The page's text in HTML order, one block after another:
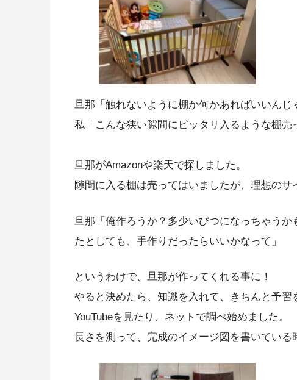
旦那「触れないように棚か何かあればいいんじ
私「こんな狭い隙間にピッタリ入るような棚売
旦那がAmazonや楽天で探しました。
隙間に入る棚は売ってはいましたが、理想のサ
旦那「俺作ろうか？多少いびつになっちゃう
たとしても、手作りだったらいいかなって」
というわけで、旦那が作ってくれる事に！
やると決めたら、知識を入れて、きちんと予習
YouTubeを見たり、ネットで調べ始めました。
長さを測って、完成のイメージ図を書いてい